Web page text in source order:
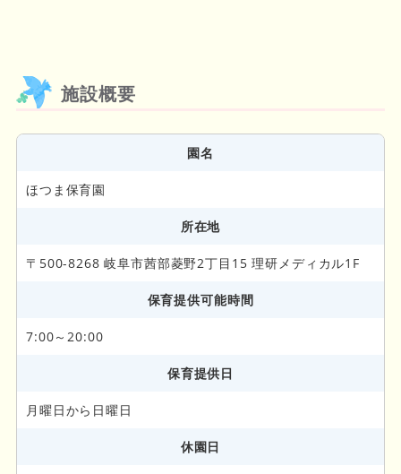
施設概要
園名
ほつま保育園
所在地
〒500-8268 岐阜市茜部菱野2丁目15 理研メディカル1F
保育提供可能時間
7:00～20:00
保育提供日
月曜日から日曜日
休園日